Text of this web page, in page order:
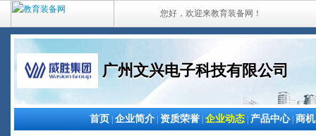
您好，欢迎来教育装备网！
广州文兴电子科技有限公司
首页 企业简介 资质荣誉 企业动态 产品中心| 商机